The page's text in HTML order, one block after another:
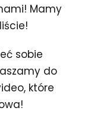
Mamy
sobie
do
które